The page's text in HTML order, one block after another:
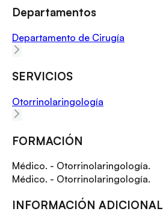
Departamentos
Departamento de Cirugía
SERVICIOS
Otorrinolaringología
FORMACIÓN
Médico. - Otorrinolaringología.
Médico. - Otorrinolaringología.
INFORMACIÓN ADICIONAL